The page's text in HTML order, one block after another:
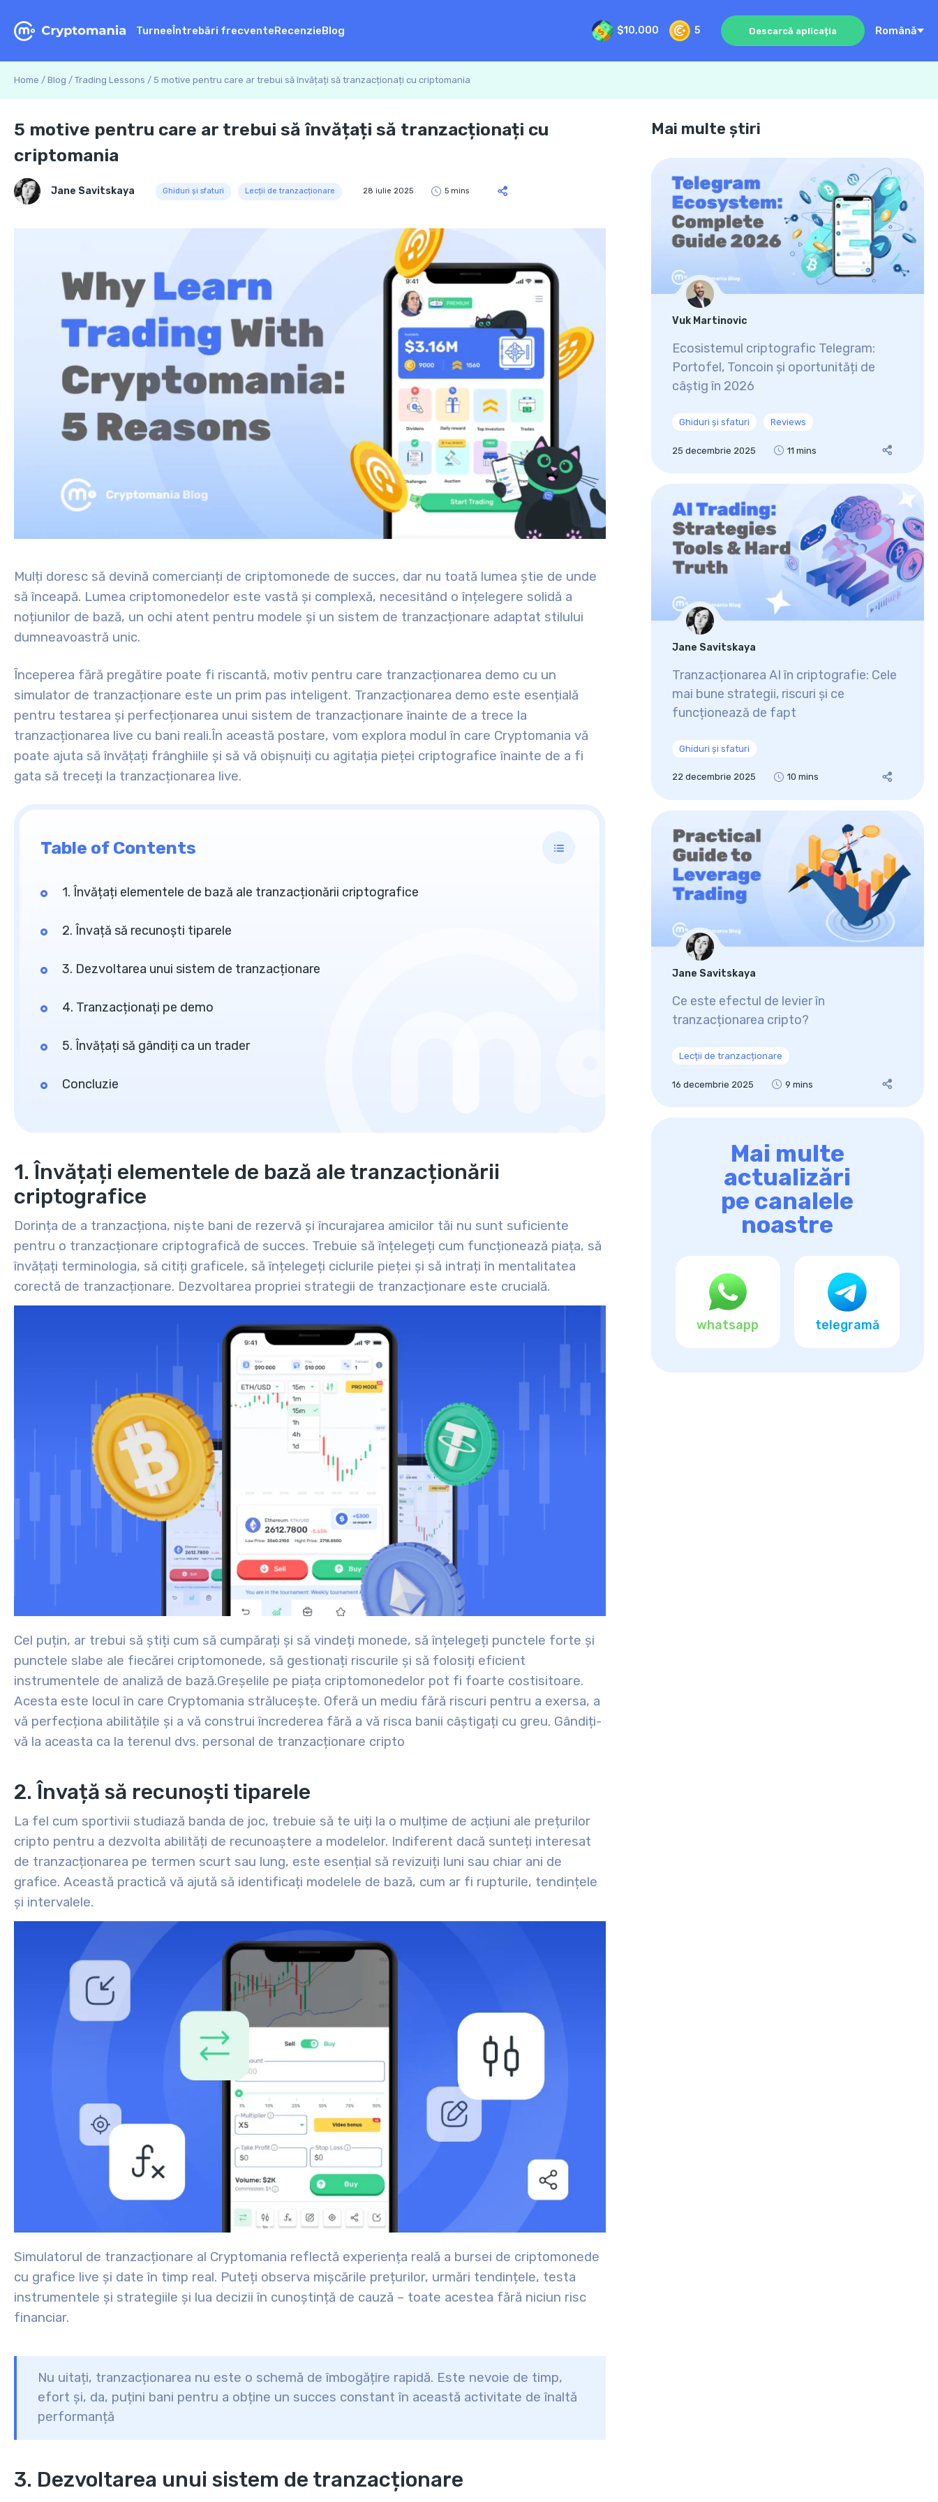
TurneeÎntrebări frecventeRecenzieBlog $10,000 5 Descarcă aplicația Română
Home / Blog / Trading Lessons / 5 motive pentru care ar trebui să învățați să tranzacționați cu criptomania
5 motive pentru care ar trebui să învățați să tranzacționați cu
criptomania
Jane Savitskaya Ghiduri și sfaturi Lecții de tranzacționare 28 iulie 2025 5 mins
Mulți doresc să devină comercianți de criptomonede de succes, dar nu toată lumea știe de unde
să înceapă. Lumea criptomonedelor este vastă și complexă, necesitând o înțelegere solidă a
noțiunilor de bază, un ochi atent pentru modele și un sistem de tranzacționare adaptat stilului
dumneavoastră unic.
Începerea fără pregătire poate fi riscantă, motiv pentru care tranzacționarea demo cu un
simulator de tranzacționare este un prim pas inteligent. Tranzacționarea demo este esențială
pentru testarea și perfecționarea unui sistem de tranzacționare înainte de a trece la
tranzacționarea live cu bani reali.În această postare, vom explora modul în care Cryptomania vă
poate ajuta să învățați frânghiile și să vă obișnuiți cu agitația pieței criptografice înainte de a fi
gata să treceți la tranzacționarea live.
Table of Contents
1. Învățați elementele de bază ale tranzacționării criptografice
2. Învață să recunoști tiparele
3. Dezvoltarea unui sistem de tranzacționare
4. Tranzacționați pe demo
5. Învățați să gândiți ca un trader
Concluzie
1. Învățați elementele de bază ale tranzacționării
criptografice
Dorința de a tranzacționa, niște bani de rezervă și încurajarea amicilor tăi nu sunt suficiente
pentru o tranzacționare criptografică de succes. Trebuie să înțelegeți cum funcționează piața, să
învățați terminologia, să citiți graficele, să înțelegeți ciclurile pieței și să intrați în mentalitatea
corectă de tranzacționare. Dezvoltarea propriei strategii de tranzacționare este crucială.
Cel puțin, ar trebui să știți cum să cumpărați și să vindeți monede, să înțelegeți punctele forte și
punctele slabe ale fiecărei criptomonede, să gestionați riscurile și să folosiți eficient
instrumentele de analiză de bază.Greșelile pe piața criptomonedelor pot fi foarte costisitoare.
Acesta este locul în care Cryptomania strălucește. Oferă un mediu fără riscuri pentru a exersa, a
vă perfecționa abilitățile și a vă construi încrederea fără a vă risca banii câștigați cu greu. Gândiți-
vă la aceasta ca la terenul dvs. personal de tranzacționare cripto
2. Învață să recunoști tiparele
La fel cum sportivii studiază banda de joc, trebuie să te uiți la o mulțime de acțiuni ale prețurilor
cripto pentru a dezvolta abilități de recunoaștere a modelelor. Indiferent dacă sunteți interesat
de tranzacționarea pe termen scurt sau lung, este esențial să revizuiți luni sau chiar ani de
grafice. Această practică vă ajută să identificați modelele de bază, cum ar fi rupturile, tendințele
și intervalele.
Simulatorul de tranzacționare al Cryptomania reflectă experiența reală a bursei de criptomonede
cu grafice live și date în timp real. Puteți observa mișcările prețurilor, urmări tendințele, testa
instrumentele și strategiile și lua decizii în cunoștință de cauză – toate acestea fără niciun risc
financiar.
Nu uitați, tranzacționarea nu este o schemă de îmbogățire rapidă. Este nevoie de timp,
efort și, da, puțini bani pentru a obține un succes constant în această activitate de înaltă
performanță
3. Dezvoltarea unui sistem de tranzacționare
Mai multe știri
Vuk Martinovic
Ecosistemul criptografic Telegram:
Portofel, Toncoin și oportunități de
câștig în 2026
Ghiduri și sfaturi Reviews
25 decembrie 2025 11 mins
Jane Savitskaya
Tranzacționarea AI în criptografie: Cele
mai bune strategii, riscuri și ce
funcționează de fapt
Ghiduri și sfaturi
22 decembrie 2025 10 mins
Jane Savitskaya
Ce este efectul de levier în
tranzacționarea cripto?
Lecții de tranzacționare
16 decembrie 2025 9 mins
Mai multe
actualizări
pe canalele
noastre
whatsapp telegramă